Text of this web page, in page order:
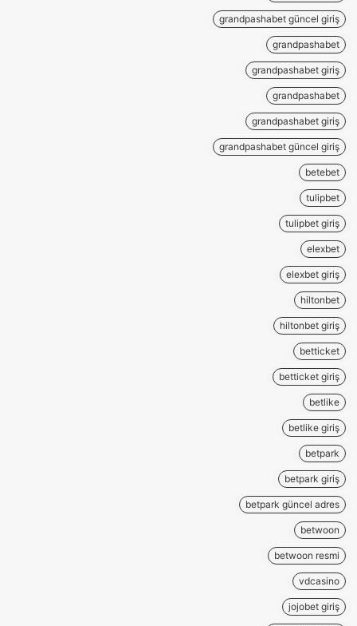
grandpashabet güncel giriş
grandpashabet
grandpashabet giriş
grandpashabet
grandpashabet giriş
grandpashabet güncel giriş
betebet
tulipbet
tulipbet giriş
elexbet
elexbet giriş
hiltonbet
hiltonbet giriş
betticket
betticket giriş
betlike
betlike giriş
betpark
betpark giriş
betpark güncel adres
betwoon
betwoon resmi
vdcasino
jojobet giriş